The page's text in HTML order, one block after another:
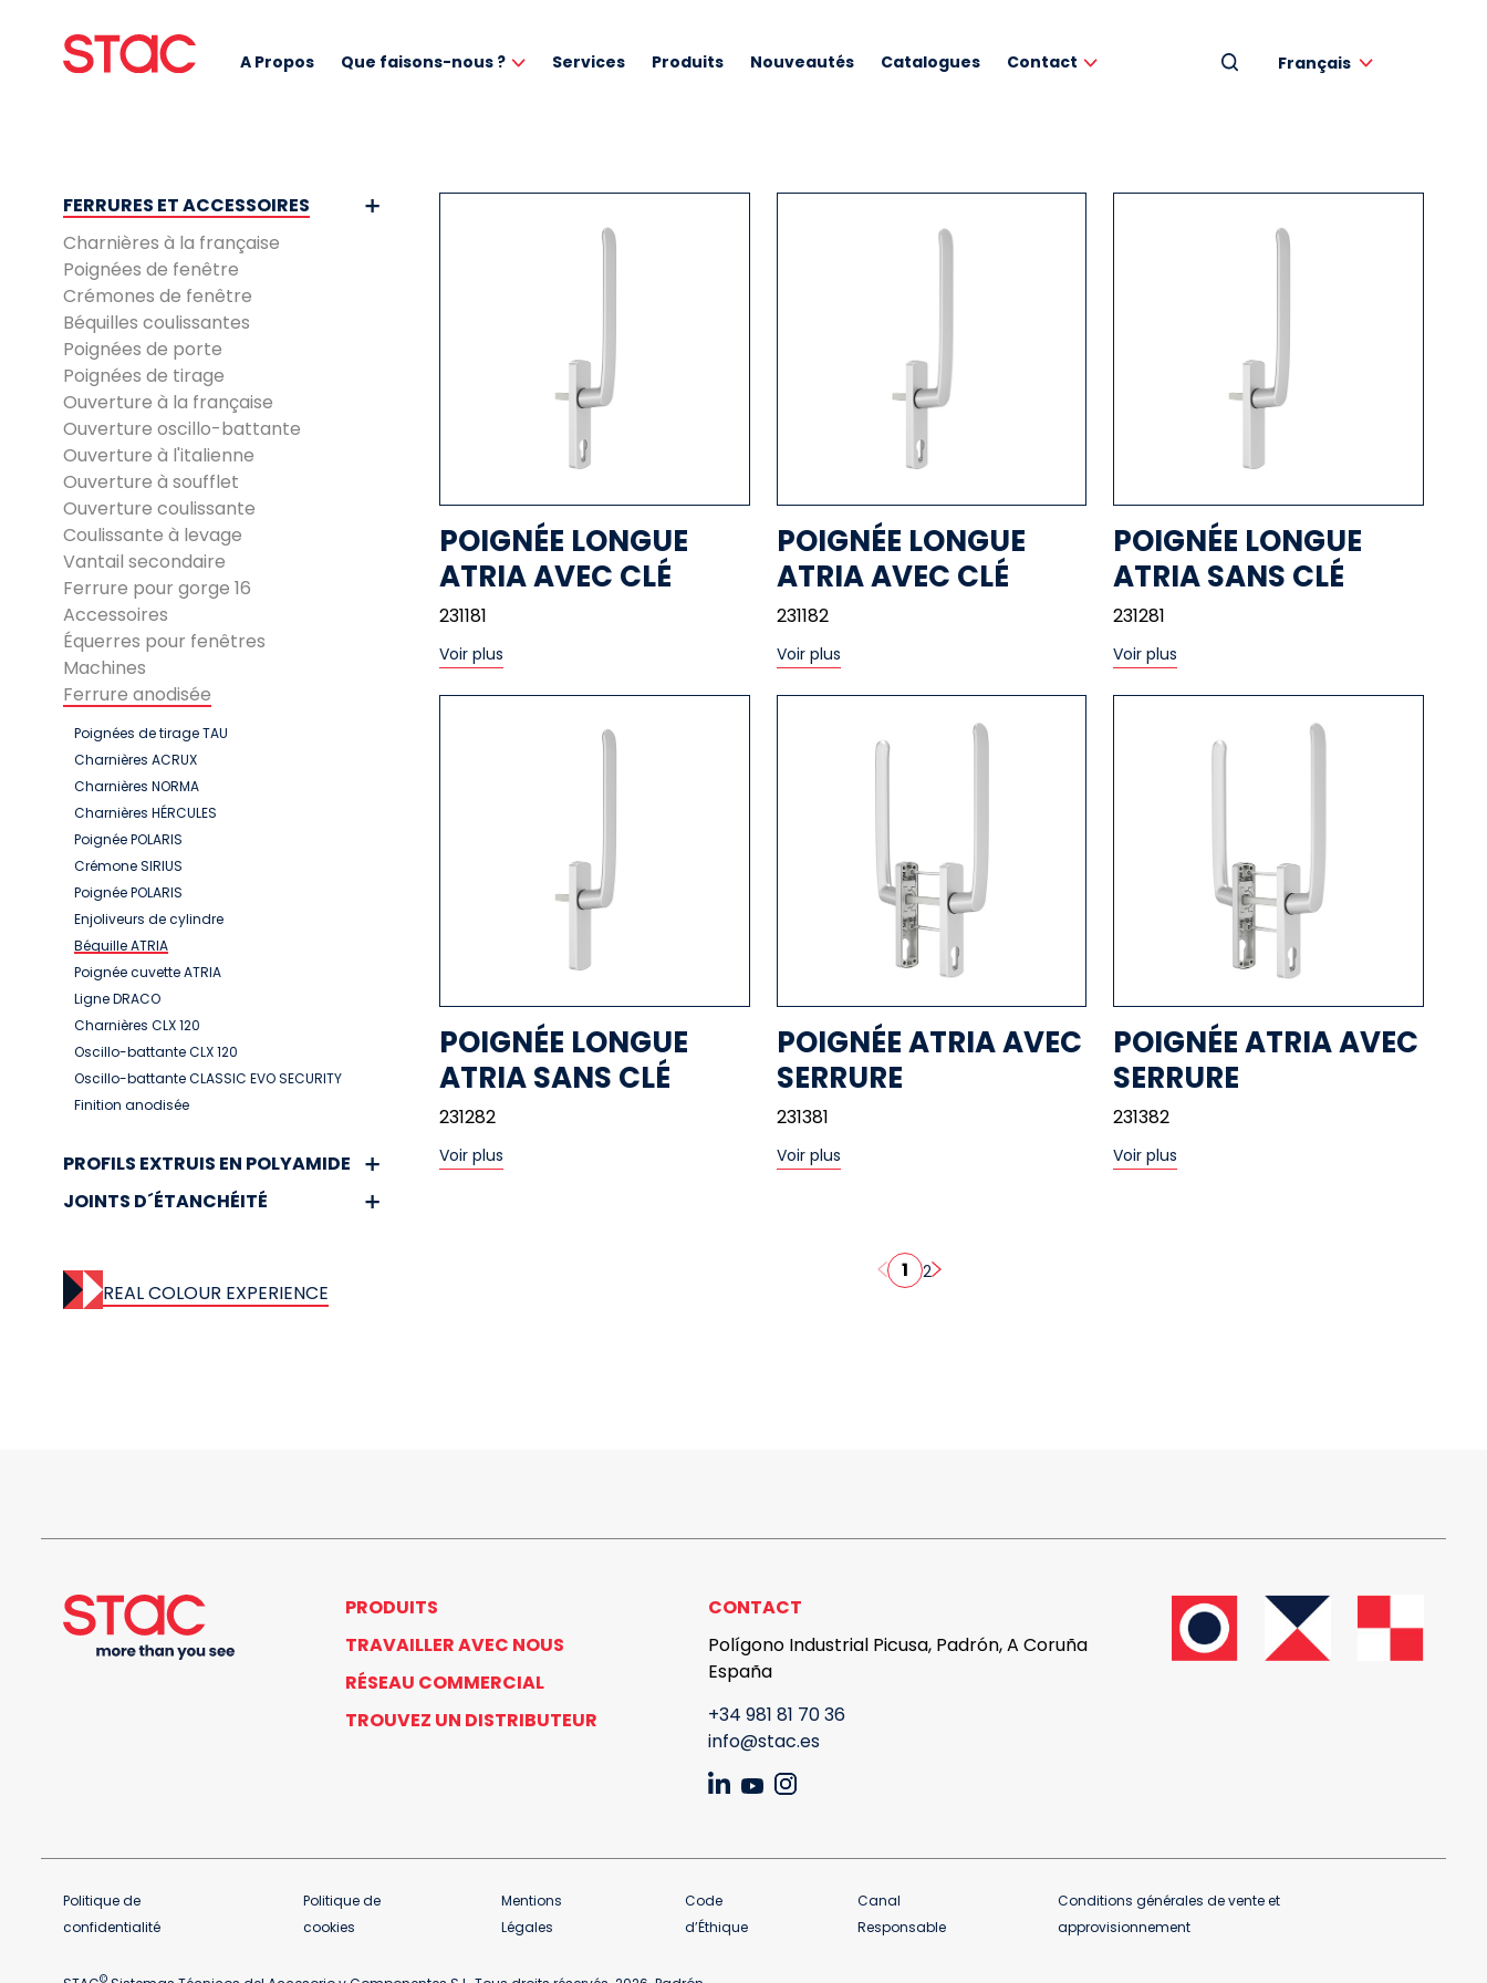
A Propos Que faisons-nous ? Services Produits Nouveautés Catalogues Contact Français
FERRURES ET ACCESSOIRES
Charnières à la française
Poignées de fenêtre
Crémones de fenêtre
Béquilles coulissantes
Poignées de porte
Poignées de tirage
Ouverture à la française
Ouverture oscillo-battante
Ouverture à l'italienne
Ouverture à soufflet
Ouverture coulissante
Coulissante à levage
Vantail secondaire
Ferrure pour gorge 16
Accessoires
Équerres pour fenêtres
Machines
Ferrure anodisée
Poignées de tirage TAU
Charnières ACRUX
Charnières NORMA
Charnières HÉRCULES
Poignée POLARIS
Crémone SIRIUS
Poignée POLARIS
Enjoliveurs de cylindre
Béquille ATRIA
Poignée cuvette ATRIA
Ligne DRACO
Charnières CLX 120
Oscillo-battante CLX 120
Oscillo-battante CLASSIC EVO SECURITY
Finition anodisée
PROFILS EXTRUIS EN POLYAMIDE
JOINTS D´ÉTANCHÉITÉ
REAL COLOUR EXPERIENCE
POIGNÉE LONGUE
ATRIA AVEC CLÉ
231181
Voir plus
POIGNÉE LONGUE
ATRIA AVEC CLÉ
231182
Voir plus
POIGNÉE LONGUE
ATRIA SANS CLÉ
231281
Voir plus
POIGNÉE LONGUE
ATRIA SANS CLÉ
231282
Voir plus
POIGNÉE ATRIA AVEC
SERRURE
231381
Voir plus
POIGNÉE ATRIA AVEC
SERRURE
231382
Voir plus
1 2
PRODUITS
TRAVAILLER AVEC NOUS
RÉSEAU COMMERCIAL
TROUVEZ UN DISTRIBUTEUR
CONTACT
Polígono Industrial Picusa, Padrón, A Coruña
España
+34 981 81 70 36
info@stac.es
Politique de
confidentialité
Politique de
cookies
Mentions
Légales
Code
d’Éthique
Canal
Responsable
Conditions générales de vente et
approvisionnement
©